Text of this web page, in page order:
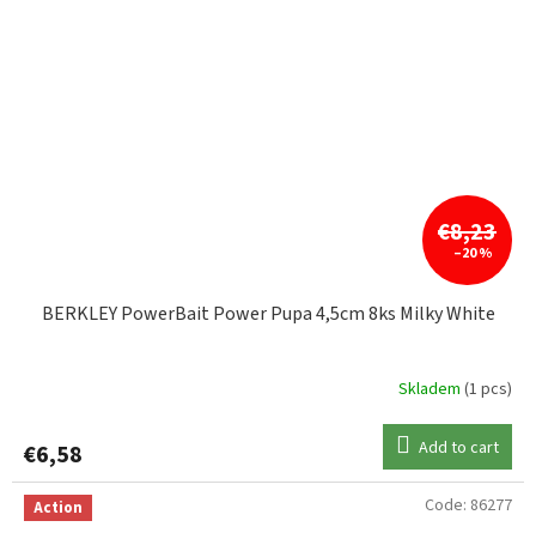
€8,23
–20 %
BERKLEY PowerBait Power Pupa 4,5cm 8ks Milky White
Skladem (1 pcs)
€6,58 Add to cart
Action Code: 86277